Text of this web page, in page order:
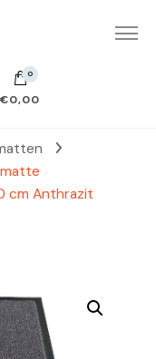
0
€0,00
cm Anthrazit